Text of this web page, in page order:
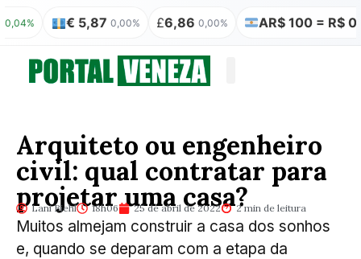
€ 5,87 0,00% £6,86 0,00% AR$ 100 = R$ 0,31
Arquiteto ou engenheiro
civil: qual contratar para
projetar uma casa?
Lani Biehl 18h06 25 de abril de 2022 2 min de leitura
Muitos almejam construir a casa dos sonhos
e, quando se deparam com a etapa da